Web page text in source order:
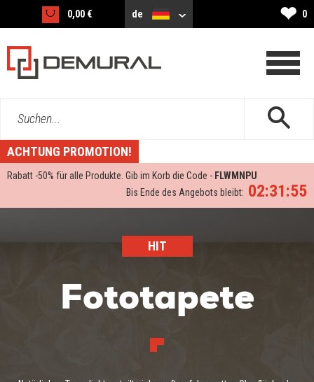
0,00 € de ❤ 0
Suchen...
ACHTUNG PROMOTION!
Rabatt -50% für alle Produkte. Gib im Korb die Code - FLWMNPU
02:31:53
Bis Ende des Angebots bleibt:
HIT
Fototapete